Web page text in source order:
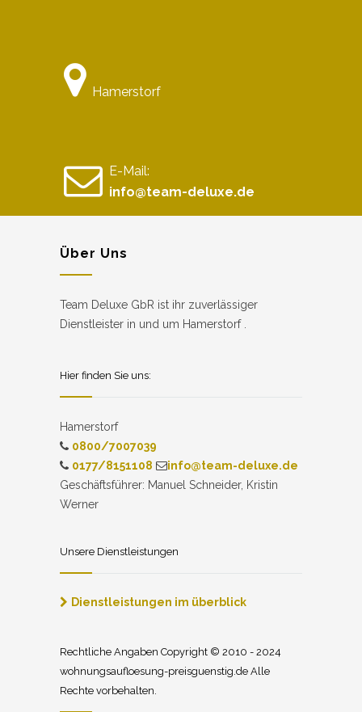
Hamerstorf
E-Mail:
info@team-deluxe.de
Über Uns
Team Deluxe GbR ist ihr zuverlässiger
Dienstleister in und um Hamerstorf .
Hier finden Sie uns:
Hamerstorf
0800/7007039
0177/8151108
info@team-deluxe.de
Geschäftsführer: Manuel Schneider, Kristin
Werner
Unsere Dienstleistungen
Dienstleistungen im überblick
Rechtliche Angaben Copyright © 2010 - 2024
wohnungsaufloesung-preisguenstig.de Alle
Rechte vorbehalten.